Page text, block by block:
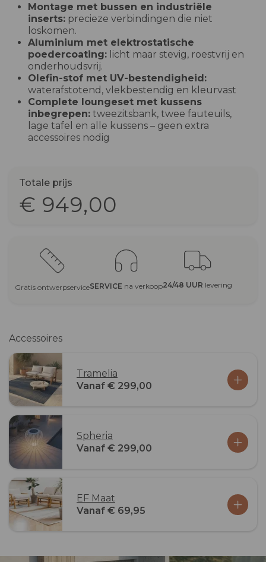
Montage met bussen en industriële
inserts: precieze verbindingen die niet
loskomen.
Aluminium met elektrostatische
poedercoating: licht maar stevig, roestvrij en
onderhoudsvrij.
Olefin-stof met UV-bestendigheid:
waterafstotend, vlekbestendig en kleurvast
Complete loungeset met kussens
inbegrepen: tweezitsbank, twee fauteuils,
lage tafel en alle kussens – geen extra
accessoires nodig
Totale prijs
€ 949,00
Gratis ontwerpserviceSERVICE na verkoop24/48 UUR levering
Accessoires
Tramelia
Vanaf € 299,00
Spheria
Vanaf € 299,00
EF Maat
Vanaf € 69,95